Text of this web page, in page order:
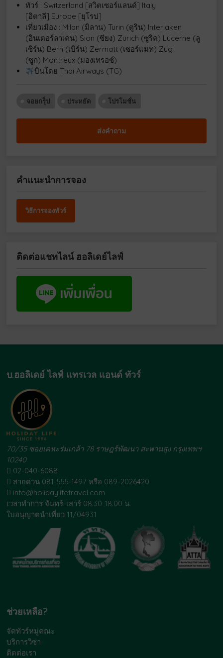
ทัวร์ : Switzerland [สวิตเซอร์แลนด์] Italy
[อิตาลี] Europe [ยุโรป]
เที่ยวเมือง : Milan (มิลาน) Turin (ตูริน) Interlaken
(อินเตอร์ลาเคน) Sion (ซียง) Zurich (ซูริค) Lucerne (ลู
เซิร์น) Bern (เบิร์น) Zermatt (เซอร์แมท) Zug
(ซูก) Montreux (มองเทรอซ์)
บินโดย Thai Airways (TG)
จอยกรุ็ป ประหยัด โปรโมชั่น
ส่งคำถาม
คำแนะนำการจอง
วิธีการจองทัวร์
ติดต่อแชทไลน์ ฮอลิเดย์ไลฟ์
บ.ฮอลิเดย์ ไลฟ์ แทรเวล แอนด์ ทัวร์
70/35 ซอยเคหะร่มเกล้า 78 ราษฎร์พัฒนา สะพานสูง กรุงเทพฯ
10240
02-040-6088
สายด่วน 081-555-1497 หรือ 089-2026420
info@holidaylifetravel.com
เวลาทำการ จันทร์-เสาร์ 08.30-18.00 น.
ใบอนุญาตนำเที่ยว 11/04931
ช่วยเหลือ?
จัดทัวร์หมู่คณะ
บริการวิซ่า
ติดต่อเรา